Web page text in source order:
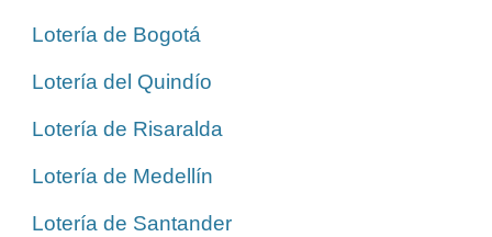
Lotería de Bogotá
Lotería del Quindío
Lotería de Risaralda
Lotería de Medellín
Lotería de Santander